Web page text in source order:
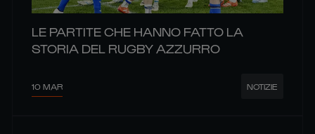
LE PARTITE CHE HANNO FATTO LA
STORIA DEL RUGBY AZZURRO
10 MAR NOTIZIE